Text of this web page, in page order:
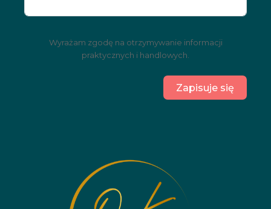
Wyrażam zgodę na otrzymywanie informacji
praktycznych i handlowych.
Zapisuje się